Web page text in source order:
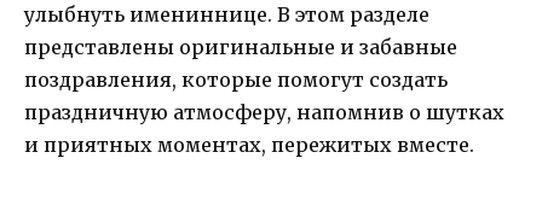
улыбнуть имениннице. В этом разделе
представлены оригинальные и забавные
поздравления, которые помогут создать
праздничную атмосферу, напомнив о шутках
и приятных моментах, пережитых вместе.